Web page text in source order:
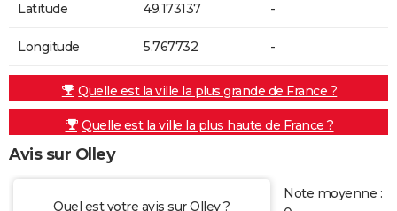
Latitude 49.173137 -
Longitude 5.767732 -
Quelle est la ville la plus grande de France ?
Quelle est la ville la plus haute de France ?
Avis sur Olley
Quel est votre avis sur Olley ?
Note moyenne :